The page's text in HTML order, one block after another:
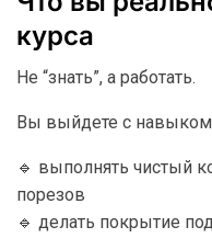
курса
Не “знать”, а работать.
Вы выйдете с
🔹 выполнять чистый
порезов
🔹 делать покрытие